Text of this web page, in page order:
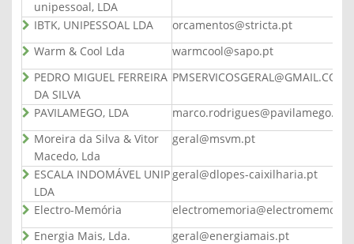
unipessoal, LDA
IBTK, UNIPESSOAL LDA
orcamentos@stricta.pt
Warm & Cool Lda
warmcool@sapo.pt
PEDRO MIGUEL FERREIRA
DA SILVA
PMSERVICOSGERAL@GMAIL.COM
PAVILAMEGO, LDA
marco.rodrigues@pavilamego.pt
Moreira da Silva & Vitor
Macedo, Lda
geral@msvm.pt
ESCALA INDOMÁVEL UNIP
LDA
geral@dlopes-caixilharia.pt
Electro-Memória
Energia Mais, Lda.
geral@energiamais.pt